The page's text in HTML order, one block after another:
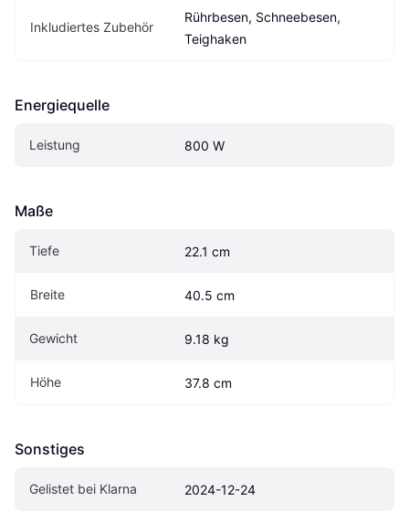
Inkludiertes Zubehör
Rührbesen, Schneebesen,
Teighaken
Energiequelle
Leistung 800 W
Maße
Tiefe 22.1 cm
Breite 40.5 cm
Gewicht 9.18 kg
Höhe 37.8 cm
Sonstiges
Gelistet bei Klarna 2024-12-24